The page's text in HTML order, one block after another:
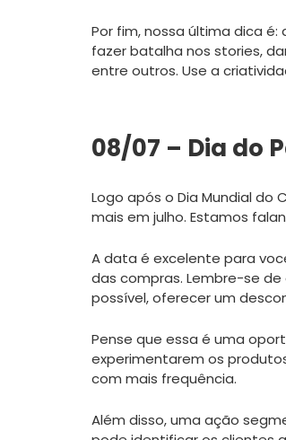
Por fim, nossa última dica
fazer batalha nos stories,
entre outros. Use a
08/07 – Dia do
Logo após o Dia Mundial
mais em julho. Estamos
A data é excelente para
das compras. Lembre-se
possível, oferecer um
Pense que essa é uma
experimentarem os
com mais frequência.
Além disso, uma ação